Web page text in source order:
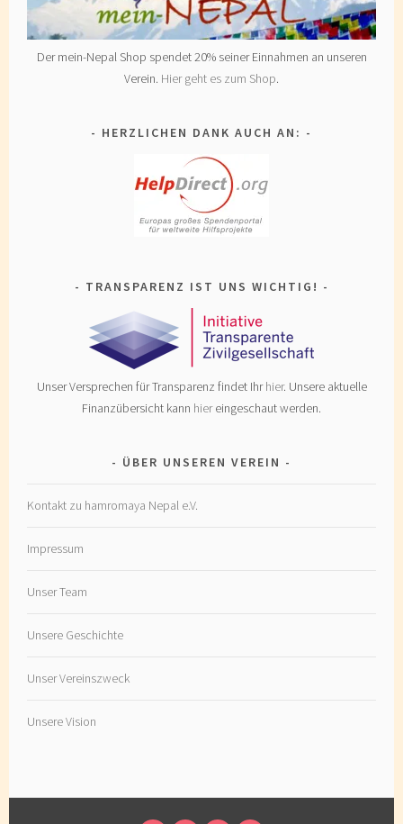
Der mein-Nepal Shop spendet 20% seiner Einnahmen an unseren
Verein. Hier geht es zum Shop.
HERZLICHEN DANK AUCH AN:
TRANSPARENZ IST UNS WICHTIG!
Unser Versprechen für Transparenz findet Ihrhier. Unsere aktuelle
Finanzübersicht kann hiereingeschaut werden.
ÜBER UNSEREN VEREIN
Kontakt zu hamromaya Nepal e.V.
Impressum
Unser Team
Unsere Geschichte
Unser Vereinszweck
Unsere Vision